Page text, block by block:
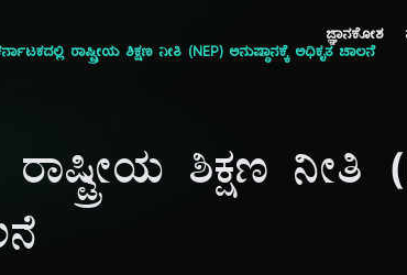
ಜ್ಞಾನಕೋಶ
ರಾಷ್ಟ್ರೀಯ ಶಿಕ್ಷಣ ನೀತಿ (NEP) ಅನುಷ್ಠಾನಕ್ಕೆ ಅಧಿಕೃತ ಚಾಲನೆ
ಶಿಕ್ಷಣ ನೀತಿ